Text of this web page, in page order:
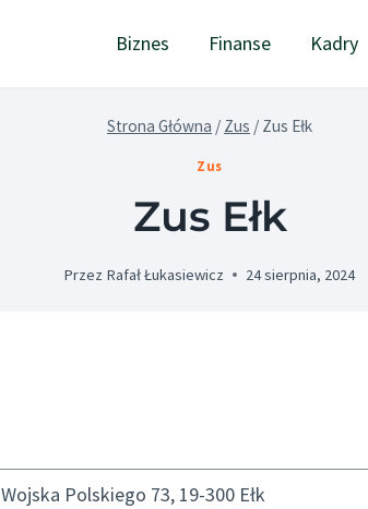
Biznes Finanse Kadry
Strona Główna / Zus / Zus Ełk
Zus
Zus Ełk
Przez Rafał Łukasiewicz 24 sierpnia, 2024
Wojska Polskiego 73, 19-300 Ełk